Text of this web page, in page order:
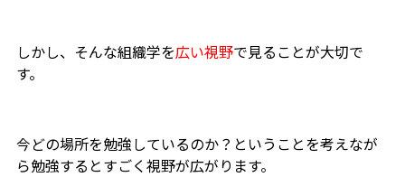
しかし、そんな組織学を広い視野で見ることが大切で
す。
今どの場所を勉強しているのか？ということを考えなが
ら勉強するとすごく視野が広がります。